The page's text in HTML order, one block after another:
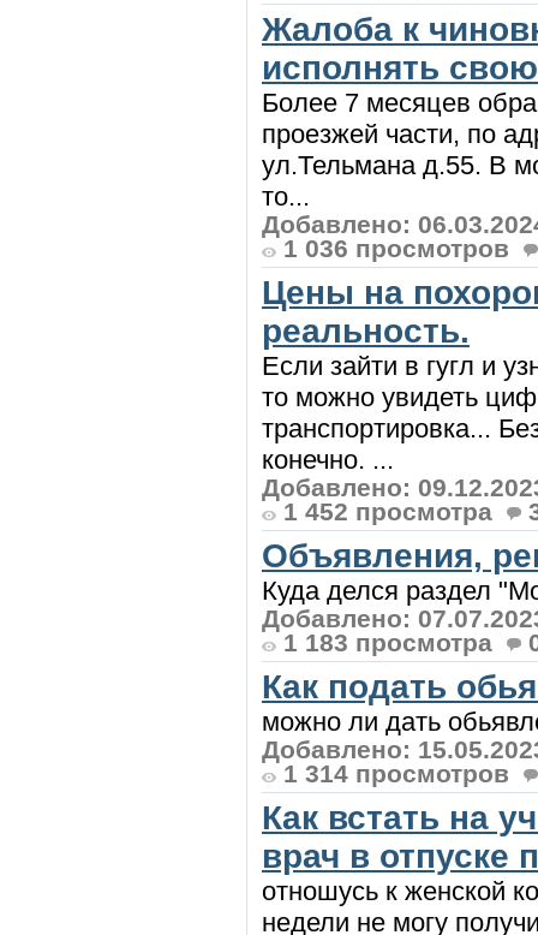
Жалоба к
исполнять
Более 7 месяцев
проезжей части, по
ул.Тельмана д.55. В
то...
Добавлено:
1 036 просмотров
Цены на
реальность.
Если зайти в гугл и
то можно увидеть
транспортировка...
конечно. ...
Добавлено:
1 452 просмотра
Объявления,
Куда делся раздел
Добавлено:
1 183 просмотра
Как подать
можно ли дать
Добавлено:
1 314 просмотров
Как встать на
врач в отпуске
отношусь к женской
недели не могу